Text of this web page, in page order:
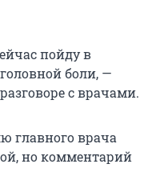
пойду в
боли, —
с врачами.
главного врача
но комментарий